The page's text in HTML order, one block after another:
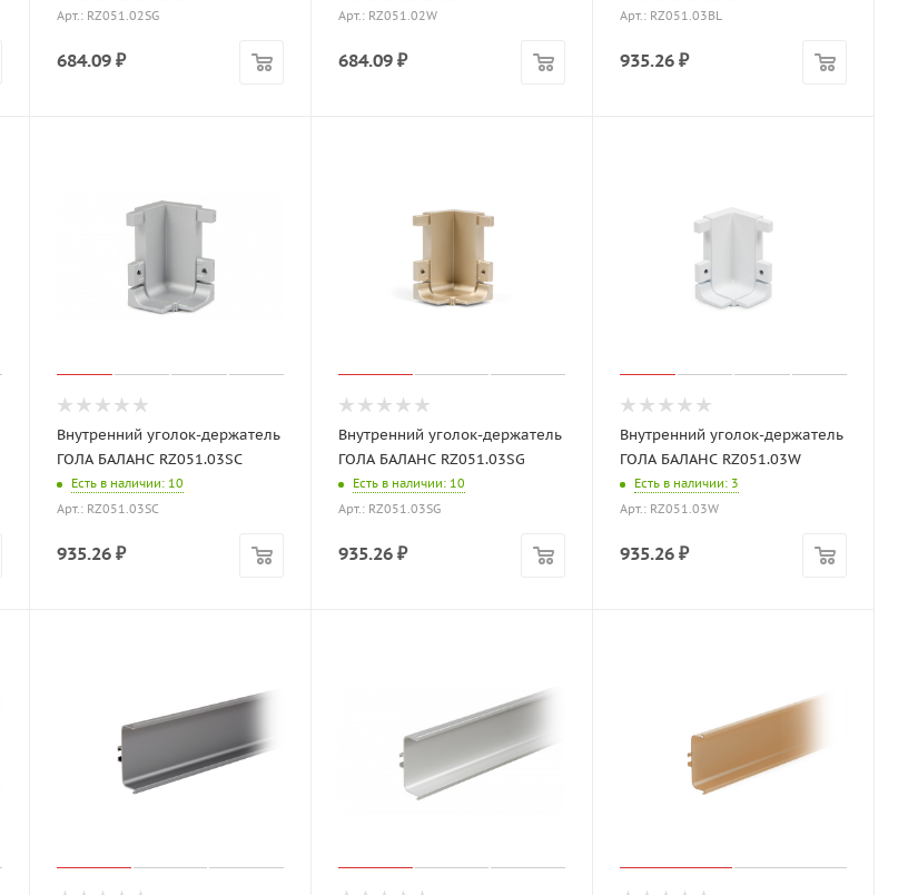
Арт.: RZ051.02SG
684.09 ₽
Арт.: RZ051.02W
684.09 ₽
Арт.: RZ051.03BL
935.26 ₽
Внутренний уголок-держатель
ГОЛА БАЛАНС RZ051.03SC
Есть в наличии: 10
Арт.: RZ051.03SC
935.26 ₽
Внутренний уголок-держатель
ГОЛА БАЛАНС RZ051.03SG
Есть в наличии: 10
Арт.: RZ051.03SG
935.26 ₽
Внутренний уголок-держатель
ГОЛА БАЛАНС RZ051.03W
Есть в наличии: 3
Арт.: RZ051.03W
935.26 ₽